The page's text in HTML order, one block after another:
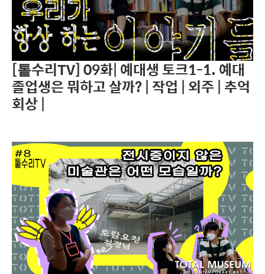
[톹수리TV] 09화| 예대생 토크1-1. 예대
졸업생은 뭐하고 살까? | 작업 | 외주 | 추억
회상 |